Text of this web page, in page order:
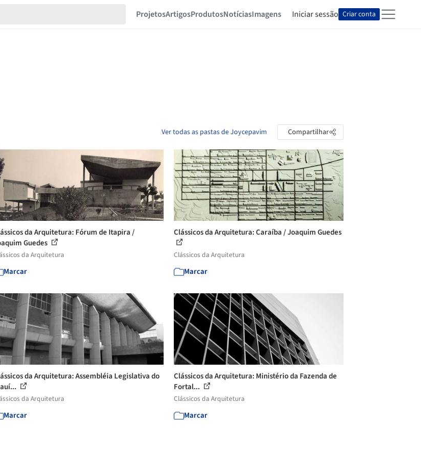
ProjetosArtigosProdutosNotíciasImagens Iniciar sessão Criar conta
Ver todas as pastas de Joycepavim Compartilhar
da Arquitetura: Fórum de Itapira /
Guedes
da Arquitetura
Marcar
Clássicos da Arquitetura: Caraíba / Joaquim Guedes
Clássicos da Arquitetura
Marcar
da Arquitetura: Assembléia Legislativa do
da Arquitetura
Marcar
Clássicos da Arquitetura: Ministério da Fazenda de
Fortal...
Clássicos da Arquitetura
Marcar